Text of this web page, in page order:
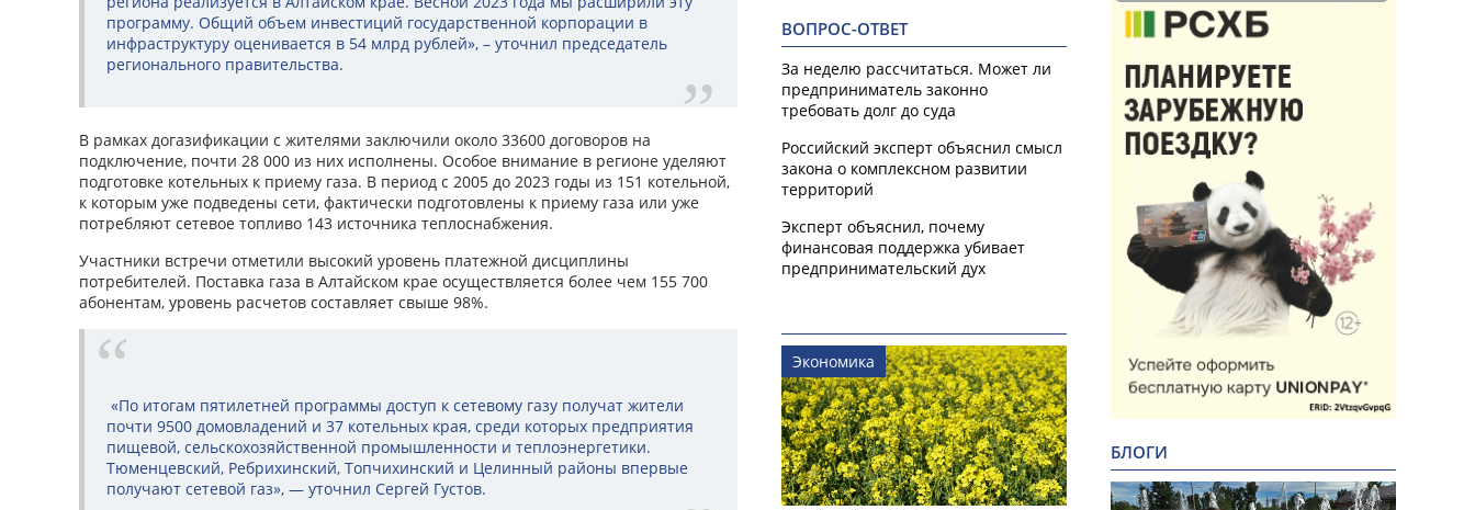
программу. Общий объем инвестиций государственной корпорации в
инфраструктуру оценивается в 54 млрд рублей», – уточнил председатель
регионального правительства.
В рамках догазификации с жителями заключили около 33600 договоров на
подключение, почти 28 000 из них исполнены. Особое внимание в регионе уделяют
подготовке котельных к приему газа. В период с 2005 до 2023 годы из 151 котельной,
к которым уже подведены сети, фактически подготовлены к приему газа или уже
потребляют сетевое топливо 143 источника теплоснабжения.
Участники встречи отметили высокий уровень платежной дисциплины
потребителей. Поставка газа в Алтайском крае осуществляется более чем 155 700
абонентам, уровень расчетов составляет свыше 98%.
«По итогам пятилетней программы доступ к сетевому газу получат жители
почти 9500 домовладений и 37 котельных края, среди которых предприятия
пищевой, сельскохозяйственной промышленности и теплоэнергетики.
Тюменцевский, Ребрихинский, Топчихинский и Целинный районы впервые
получают сетевой газ», — уточнил Сергей Густов.
ВОПРОС-ОТВЕТ
За неделю рассчитаться. Может ли
предприниматель законно
требовать долг до суда
Российский эксперт объяснил смысл
закона о комплексном развитии
территорий
Эксперт объяснил, почему
финансовая поддержка убивает
предпринимательский дух
Экономика
БЛОГИ